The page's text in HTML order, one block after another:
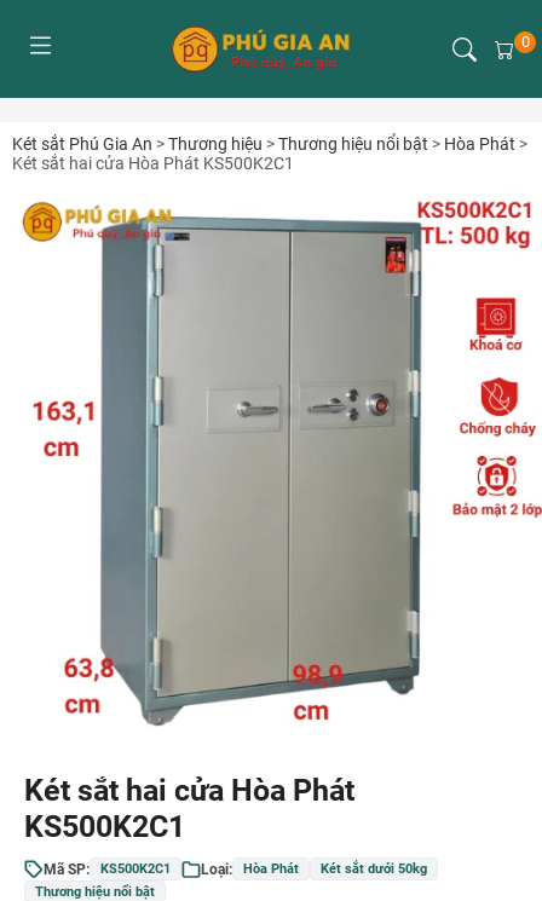
0
Két sắt Phú Gia An >Thương hiệu >Thương hiệu nổi bật > Hòa Phát >
Két sắt hai cửa Hòa Phát KS500K2C1
Két sắt hai cửa Hòa Phát
KS500K2C1
Mã SP: KS500K2C1 Loại: Hòa Phát
Két sắt dưới 50kg
Thương hiệu nổi bật